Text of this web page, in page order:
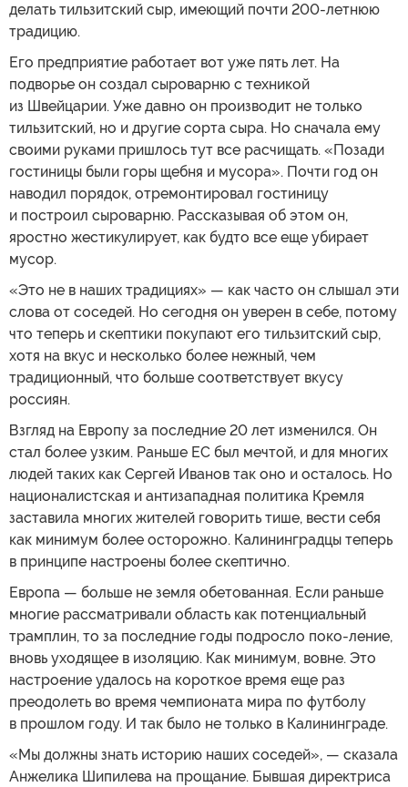
делать тильзитский сыр, имеющий почти 200-летнюю
традицию.
Его предприятие работает вот уже пять лет. На
подворье он создал сыроварню с техникой
из Швейцарии. Уже давно он производит не только
тильзитский, но и другие сорта сыра. Но сначала ему
своими руками пришлось тут все расчищать. «Позади
гостиницы были горы щебня и мусора». Почти год он
наводил порядок, отремонтировал гостиницу
и построил сыроварню. Рассказывая об этом он,
яростно жестикулирует, как будто все еще убирает
мусор.
«Это не в наших традициях» — как часто он слышал эти
слова от соседей. Но сегодня он уверен в себе, потому
что теперь и скептики покупают его тильзитский сыр,
хотя на вкус и несколько более нежный, чем
традиционный, что больше соответствует вкусу
россиян.
Взгляд на Европу за последние 20 лет изменился. Он
стал более узким. Раньше ЕС был мечтой, и для многих
людей таких как Сергей Иванов так оно и осталось. Но
националистская и антизападная политика Кремля
заставила многих жителей говорить тише, вести себя
как минимум более осторожно. Калининградцы теперь
в принципе настроены более скептично.
Европа — больше не земля обетованная. Если раньше
многие рассматривали область как потенциальный
трамплин, то за последние годы подросло поко-ление,
вновь уходящее в изоляцию. Как минимум, вовне. Это
настроение удалось на короткое время еще раз
преодолеть во время чемпионата мира по футболу
в прошлом году. И так было не только в Калининграде.
«Мы должны знать историю наших соседей», — сказала
Анжелика Шипилева на прощание. Бывшая директриса